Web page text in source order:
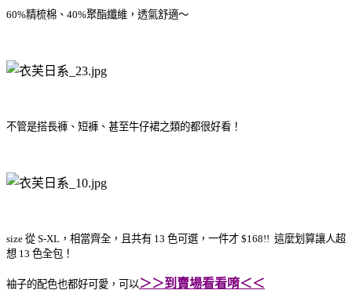
60%精梳棉、40%聚酯纖維，透氣舒適～
不管是搭長褲、短褲、甚至牛仔裙之類的都很好看！
size 從 S-XL，相當齊全，且共有 13 色可選，一件才 $168!! 這麼划算讓人超
想 13 色全包！
袖子的配色也都好可愛，可以 ＞＞到賣場看看唷＜＜